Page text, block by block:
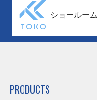
ショールーム
PRODUCTS